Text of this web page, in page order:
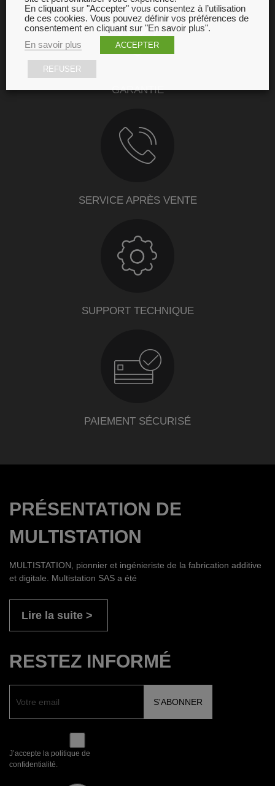
GARANTIE
SERVICE APRÈS VENTE
SUPPORT TECHNIQUE
PAIEMENT SÉCURISÉ
PRÉSENTATION DE
MULTISTATION
MULTISTATION, pionnier et ingénieriste de la fabrication additive
et digitale. Multistation SAS a été
Lire la suite
RESTEZ INFORMÉ
J’accepte la politique de
confidentialité.
En cliquant sur "Accepter" vous consentez à l’utilisation
de ces cookies. Vous pouvez définir vos préférences de
consentement en cliquant sur "En savoir plus".
En savoir plus
ACCEPTER
REFUSER